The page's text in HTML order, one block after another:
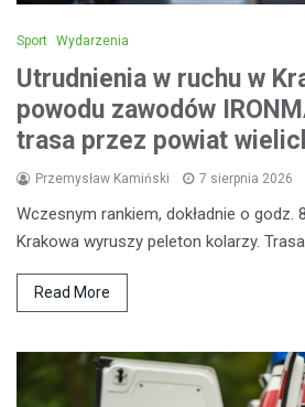
Sport Wydarzenia
Utrudnienia w ruchu w
powodu zawodów
trasa przez powiat
Przemysław Kamiński 7 sierpnia 2026
Wczesnym rankiem, dokładnie o godz.
Krakowa wyruszy peleton kolarzy.
Read More